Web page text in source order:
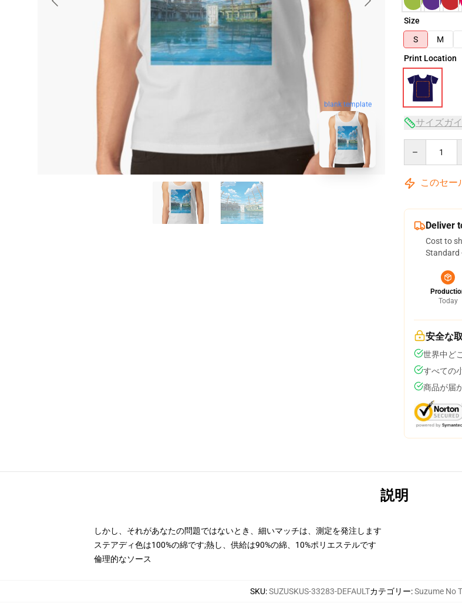
blank template
Size
S
M
Print Location
サイズガ
このセー
Deliver
Cost to
Standard
Today
安全な取
世界中ど
すべての
商品が届
説明
しかし、それがあなたの問題ではないとき、細いマッチは、測定を発注します
ステアディ色は100%の綿です;熱し、供給は90%の綿、10%ポリエステルです
倫理的なソース
SKU:SUZUSKUS-33283-DEFAULTカテゴリー:Suzume No